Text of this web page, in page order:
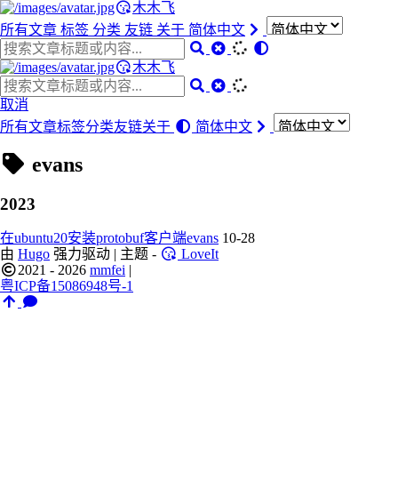
木木飞
所有文章 标签 分类 友链 关于 简体中文
木木飞
取消
所有文章标签分类友链关于 简体中文
evans
2023
在ubuntu20安装protobuf客户端evans 10-28
由 Hugo 强力驱动 | 主题 -
LoveIt
2021 - 2026 mmfei |
粤ICP备15086948号-1